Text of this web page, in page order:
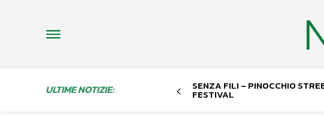
ULTIME NOTIZIE: SENZA FILI – PINOCCHIO
FESTIVAL